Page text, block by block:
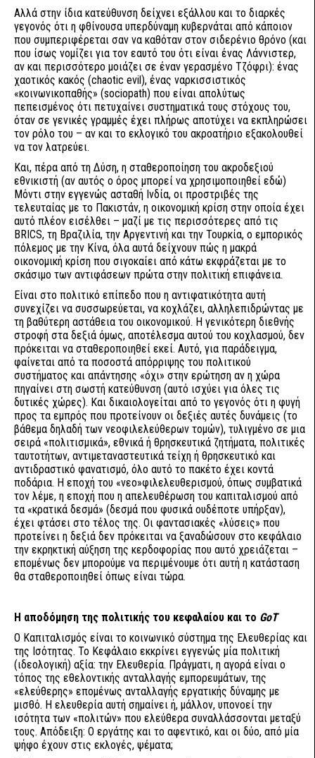
Αλλά στην ίδια κατεύθυνση δείχνει εξάλλου και το διαρκές
γεγονός ότι η φθίνουσα υπερδύναμη κυβερνάται από κάποιον
που συμπεριφέρεται σαν να καθόταν στον σιδερένιο θρόνο (και
που ίσως νομίζει για τον εαυτό του ότι είναι ένας Λάννιστερ,
αν και περισσότερο μοιάζει σε έναν γερασμένο Τζόφρι): ένας
χαοτικός κακός (chaotic evil), ένας ναρκισσιστικός
«κοινωνικοπαθής» (sociopath) που είναι απολύτως
πεπεισμένος ότι πετυχαίνει συστηματικά τους στόχους του,
όταν σε γενικές γραμμές έχει πλήρως αποτύχει να εκπληρώσει
τον ρόλο του – αν και το εκλογικό του ακροατήριο εξακολουθεί
να τον λατρεύει.
Και, πέρα από τη Δύση, η σταθεροποίηση του ακροδεξιού
εθνικιστή (αν αυτός ο όρος μπορεί να χρησιμοποιηθεί εδώ)
Μόντι στην εγγενώς ασταθή Ινδία, οι προστριβές της
τελευταίας με το Πακιστάν, η οικονομική κρίση στην οποία έχει
αυτό πλέον εισέλθει – μαζί με τις περισσότερες από τις
BRICS, τη Βραζιλία, την Αργεντινή και την Τουρκία, ο εμπορικός
πόλεμος με την Κίνα, όλα αυτά δείχνουν πώς η μακρά
οικονομική κρίση που σιγοκαίει από κάτω εκφράζεται με το
σκάσιμο των αντιφάσεων πρώτα στην πολιτική επιφάνεια.
Είναι στο πολιτικό επίπεδο που η αντιφατικότητα αυτή
συνεχίζει να συσσωρεύεται, να κοχλάζει, αλληλεπιδρώντας με
τη βαθύτερη αστάθεια του οικονομικού. Η γενικότερη διεθνής
στροφή στα δεξιά όμως, αποτέλεσμα αυτού του κοχλασμού, δεν
πρόκειται να σταθεροποιηθεί εκεί. Αυτό, για παράδειγμα,
φαίνεται από τα ποσοστά απόρριψης του πολιτικού
συστήματος και απάντησης «όχι» στην ερώτηση αν η χώρα
πηγαίνει στη σωστή κατεύθυνση (αυτό ισχύει για όλες τις
δυτικές χώρες). Και δικαιολογείται από το γεγονός ότι η φυγή
προς τα εμπρός που προτείνουν οι δεξιές αυτές δυνάμεις (το
βάθεμα δηλαδή των νεοφιλελεύθερων τομών), τυλιγμένο σε μια
σειρά «πολιτισμικά», εθνικά ή θρησκευτικά ζητήματα, πολιτικές
ταυτοτήτων, αντιμεταναστευτικά τείχη ή θρησκευτικό και
αντιδραστικό φανατισμό, όλο αυτό το πακέτο έχει κοντά
ποδάρια. Η εποχή του «νεο»φιλελευθερισμού, όπως συμβατικά
τον λέμε, η εποχή που η απελευθέρωση του καπιταλισμού από
τα «κρατικά δεσμά» (δεσμά που φυσικά ουδέποτε υπήρξαν),
έχει φτάσει στο τέλος της. Οι φαντασιακές «λύσεις» που
προτείνει η δεξιά δεν πρόκειται να ξαναδώσουν στο κεφάλαιο
την εκρηκτική αύξηση της κερδοφορίας που αυτό χρειάζεται –
επομένως δεν μπορούμε να περιμένουμε ότι αυτή η κατάσταση
θα σταθεροποιηθεί όπως είναι τώρα.
Η αποδόμηση της πολιτικής του κεφαλαίου και το GoT
Ο Καπιταλισμός είναι το κοινωνικό σύστημα της Ελευθερίας και
της Ισότητας. Το Κεφάλαιο εκκρίνει εγγενώς μία πολιτική
(ιδεολογική) αξία: την Ελευθερία. Πράγματι, η αγορά είναι ο
τόπος της εθελοντικής ανταλλαγής εμπορευμάτων, της
«ελεύθερης» επομένως ανταλλαγής εργατικής δύναμης με
μισθό. Η ελευθερία αυτή σημαίνει ή, μάλλον, υπονοεί την
ισότητα των «πολιτών» που ελεύθερα συναλλάσσονται μεταξύ
τους. Απόδειξη: Ο εργάτης και το αφεντικό, και οι δύο, από μία
ψήφο έχουν στις εκλογές, ψέματα;